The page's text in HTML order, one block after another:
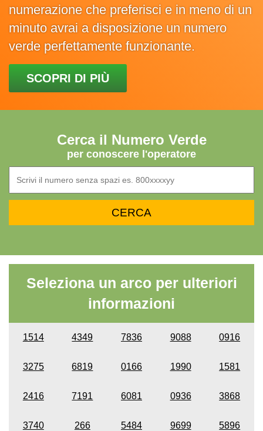
numerazione che preferisci e in meno di un
minuto avrai a disposizione un numero
verde perfettamente funzionante.
SCOPRI DI PIÙ
Cerca il Numero Verde
per conoscere l'operatore
Seleziona un arco per ulteriori
informazioni
1514 4349 7836 9088 0916
3275 6819 0166 1990 1581
2416 7191 6081 0936 3868
3740 266 5484 9699 5896